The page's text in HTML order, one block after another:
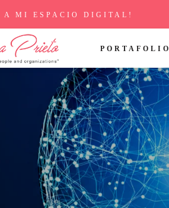
A MI ESPACIO DIGITAL!
PORTAFOLIO